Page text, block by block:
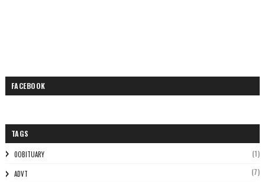
FACEBOOK
TAGS
0OBITUARY (1)
ADVT (7)